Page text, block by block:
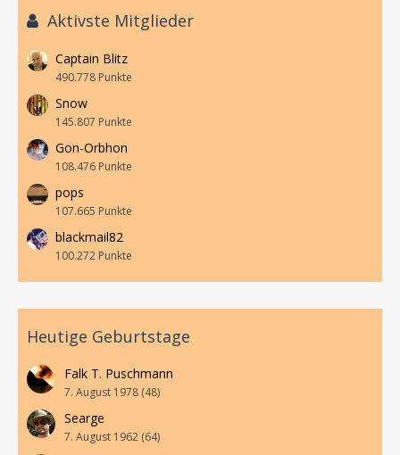
Aktivste Mitglieder
Captain Blitz
490.778 Punkte
Snow
145.807 Punkte
Gon-Orbhon
108.476 Punkte
pops
107.665 Punkte
blackmail82
100.272 Punkte
Heutige Geburtstage
Falk T. Puschmann
7. August 1978 (48)
Searge
7. August 1962 (64)